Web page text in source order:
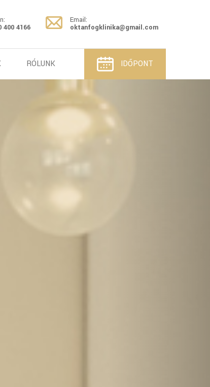
400 4166
Email:
oktanfogklinika@gmail.com
RÓLUNK IDŐPONT